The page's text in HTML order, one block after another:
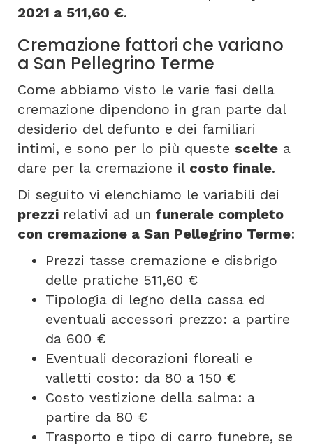
2021 a 511,60 €.
Cremazione fattori che variano
a San Pellegrino Terme
Come abbiamo visto le varie fasi della
cremazione dipendono in gran parte dal
desiderio del defunto e dei familiari
intimi, e sono per lo più queste scelte a
dare per la cremazione il costo finale.
Di seguito vi elenchiamo le variabili dei
prezzi relativi ad un funerale completo
con cremazione a San Pellegrino Terme:
Prezzi tasse cremazione e disbrigo
delle pratiche 511,60 €
Tipologia di legno della cassa ed
eventuali accessori prezzo: a partire
da 600 €
Eventuali decorazioni floreali e
valletti costo: da 80 a 150 €
Costo vestizione della salma: a
partire da 80 €
Trasporto e tipo di carro funebre, se